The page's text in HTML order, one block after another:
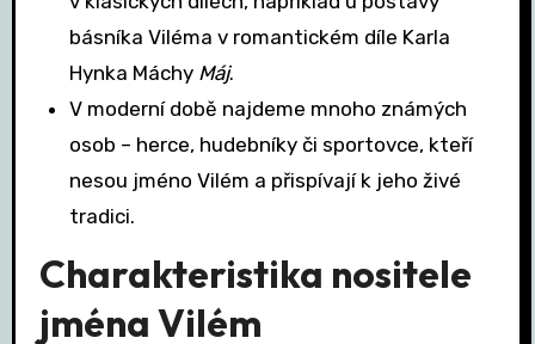
básníka Viléma v romantickém díle Karla
Hynka Máchy Máj.
V moderní době najdeme mnoho známých
osob – herce, hudebníky či sportovce, kteří
nesou jméno Vilém a přispívají k jeho živé
tradici.
Charakteristika nositele
jména Vilém